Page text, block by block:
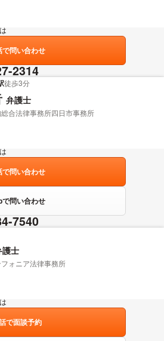
で問い合わせ
2314
徒歩3分
弁護士
合法律事務所四日市事務所
で問い合わせ
で問い合わせ
7540
護士
ォニア法律事務所
で面談予約